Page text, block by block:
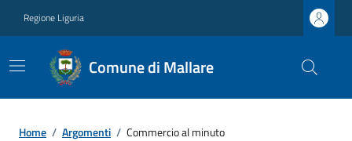
Regione Liguria
Comune di Mallare
Home / Argomenti / Commercio al minuto